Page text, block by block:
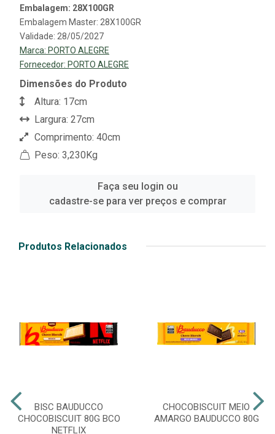
Embalagem: 28X100GR
Embalagem Master: 28X100GR
Validade: 28/05/2027
Marca: PORTO ALEGRE
Fornecedor: PORTO ALEGRE
Dimensões do Produto
Altura: 17cm
Largura: 27cm
Comprimento: 40cm
Peso: 3,230Kg
Faça seu login ou
cadastre-se para ver preços e comprar
Produtos Relacionados
BISC BAUDUCCO
CHOCOBISCUIT 80G BCO
NETFLIX
CHOCOBISCUIT MEIO
AMARGO BAUDUCCO 80G